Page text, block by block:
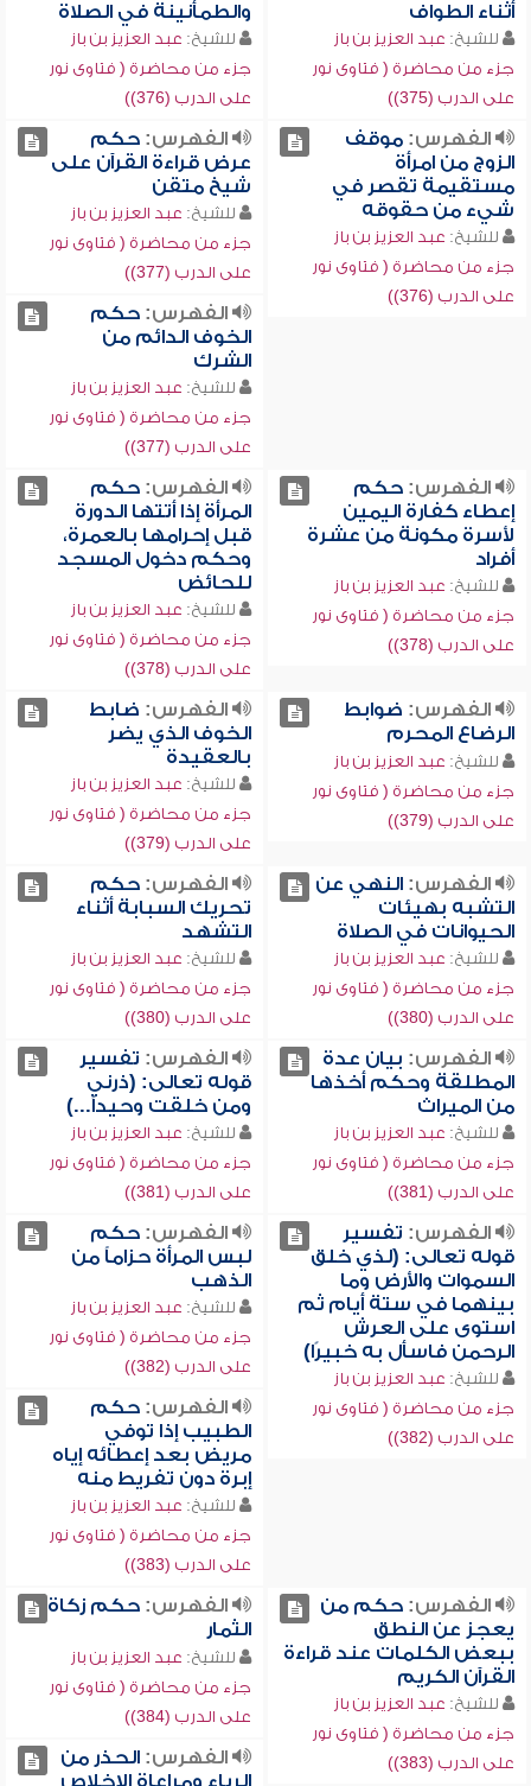
أثناء الطواف
للشيخ: عبد العزيز بن باز
جزء من محاضرة ( فتاوى نور
على الدرب (375))
والطمأنينة في الصلاة
للشيخ: عبد العزيز بن باز
جزء من محاضرة ( فتاوى نور
على الدرب (376))
الفهرس:موقف
الزوج من امرأة
مستقيمة تقصر في
شيء من حقوقه
للشيخ: عبد العزيز بن باز
جزء من محاضرة ( فتاوى نور
على الدرب (376))
الفهرس:حكم
عرض قراءة القرآن على
شيخ متقن
للشيخ: عبد العزيز بن باز
جزء من محاضرة ( فتاوى نور
على الدرب (377))
الفهرس:حكم
الخوف الدائم من
الشرك
للشيخ: عبد العزيز بن باز
جزء من محاضرة ( فتاوى نور
على الدرب (377))
الفهرس:حكم
إعطاء كفارة اليمين
لأسرة مكونة من عشرة
أفراد
للشيخ: عبد العزيز بن باز
جزء من محاضرة ( فتاوى نور
على الدرب (378))
الفهرس:حكم
المرأة إذا أتتها الدورة
قبل إحرامها بالعمرة،
وحكم دخول المسجد
للحائض
للشيخ: عبد العزيز بن باز
جزء من محاضرة ( فتاوى نور
على الدرب (378))
الفهرس: ضوابط
الرضاع المحرم
للشيخ: عبد العزيز بن باز
جزء من محاضرة ( فتاوى نور
على الدرب (379))
الفهرس: ضابط
الخوف الذي يضر
بالعقيدة
للشيخ: عبد العزيز بن باز
جزء من محاضرة ( فتاوى نور
على الدرب (379))
الفهرس:النهي عن
التشبه بهيئات
الحيوانات في الصلاة
للشيخ: عبد العزيز بن باز
جزء من محاضرة ( فتاوى نور
على الدرب (380))
الفهرس:حكم
تحريك السبابة أثناء
التشهد
للشيخ: عبد العزيز بن باز
جزء من محاضرة ( فتاوى نور
على الدرب (380))
الفهرس: بيان عدة
المطلقة وحكم أخذها
من الميراث
للشيخ: عبد العزيز بن باز
جزء من محاضرة ( فتاوى نور
على الدرب (381))
الفهرس: تفسير
قوله تعالى: (ذرني
ومن خلقت وحيداً...)
للشيخ: عبد العزيز بن باز
جزء من محاضرة ( فتاوى نور
على الدرب (381))
الفهرس: تفسير
قوله تعالى: (لذي خلق
السموات والأرض وما
بينهما في ستة أيام ثم
استوى على العرش
الرحمن فاسأل به خبيرًا)
للشيخ: عبد العزيز بن باز
جزء من محاضرة ( فتاوى نور
على الدرب (382))
الفهرس:حكم
لبس المرأة حزاماً من
الذهب
للشيخ: عبد العزيز بن باز
جزء من محاضرة ( فتاوى نور
على الدرب (382))
الفهرس:حكم
الطبيب إذا توفي
مريض بعد إعطائه إياه
إبرة دون تفريط منه
للشيخ: عبد العزيز بن باز
جزء من محاضرة ( فتاوى نور
على الدرب (383))
الفهرس:حكم من
يعجز عن النطق
ببعض الكلمات عند قراءة
القرآن الكريم
للشيخ: عبد العزيز بن باز
جزء من محاضرة ( فتاوى نور
على الدرب (383))
الفهرس:حكم زكاة
الثمار
للشيخ: عبد العزيز بن باز
جزء من محاضرة ( فتاوى نور
على الدرب (384))
الفهرس:الحذر من
الرياء ومراعاة الإخلاص